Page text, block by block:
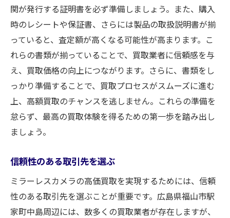
関が発行する証明書を必ず準備しましょう。また、購入
時のレシートや保証書、さらには製品の取扱説明書が揃
っていると、査定額が高くなる可能性が高まります。こ
れらの書類が揃っていることで、買取業者に信頼感を与
え、買取価格の向上につながります。さらに、書類をし
っかり準備することで、買取プロセスがスムーズに進む
上、高額買取のチャンスを逃しません。これらの準備を
怠らず、最高の買取体験を得るための第一歩を踏み出し
ましょう。
信頼性のある取引先を選ぶ
ミラーレスカメラの高価買取を実現するためには、信頼
性のある取引先を選ぶことが重要です。広島県福山市駅
家町中島周辺には、数多くの買取業者が存在しますが、